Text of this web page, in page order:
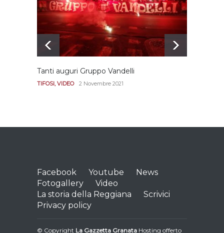
REGGIANA 15 Aprile 2021
Tanti auguri Gruppo Vandelli
TIFOSI,VIDEO 2 Novembre 2021
Facebook Youtube
News
Fotogallery
Video
La storia della Reggiana
Scrivici
Privacy policy
© Copyright La Gazzetta Granata Hosting offerto